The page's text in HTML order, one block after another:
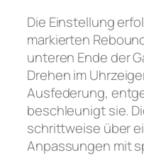
Die Einstellung
markierten
unteren Ende der
Drehen im
Ausfederung,
beschleunigt sie.
schrittweise über
Anpassungen mit